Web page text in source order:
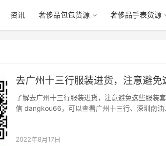
资讯 奢侈品包包货源 奢侈品手表货源
去广州十三行服装进货，注意避免
了解去广州十三行服装进货，注意避免这些服装
信 dangkou66，可以查看广州十三行、深圳南油
2022年8月17日